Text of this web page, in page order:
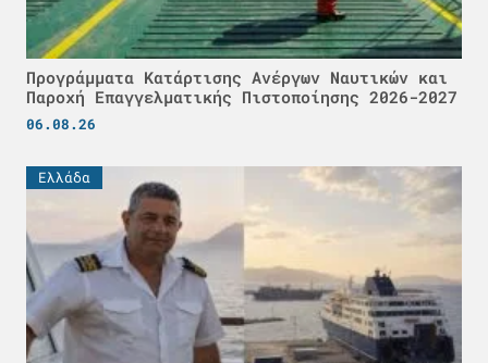
Προγράμματα Κατάρτισης Ανέργων Ναυτικών και
Παροχή Επαγγελματικής Πιστοποίησης 2026-2027
06.08.26
Ελλάδα